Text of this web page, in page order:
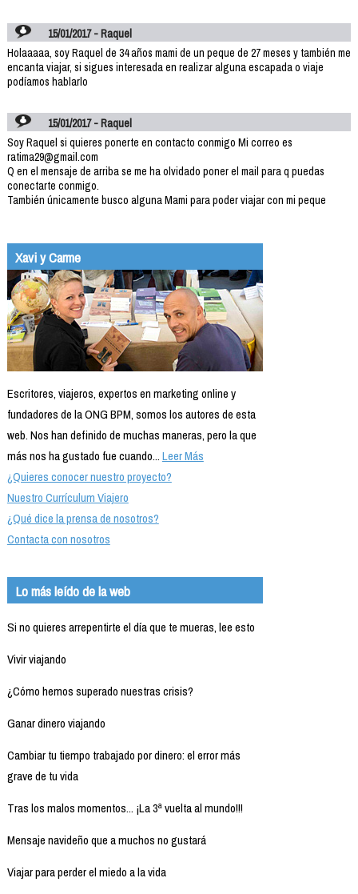
15/01/2017 - Raquel
Holaaaaa, soy Raquel de 34 años mami de un peque de 27 meses y también me
encanta viajar, si sigues interesada en realizar alguna escapada o viaje
podíamos hablarlo
15/01/2017 - Raquel
Soy Raquel si quieres ponerte en contacto conmigo Mi correo es
ratima29@gmail.com
Q en el mensaje de arriba se me ha olvidado poner el mail para q puedas
conectarte conmigo.
También únicamente busco alguna Mami para poder viajar con mi peque
Xavi y Carme
Escritores, viajeros, expertos en marketing online y
fundadores de la ONG BPM, somos los autores de esta
web. Nos han definido de muchas maneras, pero la que
más nos ha gustado fue cuando...Leer Más
¿Quieres conocer nuestro proyecto?
Nuestro Currículum Viajero
¿Qué dice la prensa de nosotros?
Contacta con nosotros
Lo más leído de la web
Si no quieres arrepentirte el día que te mueras, lee esto
Vivir viajando
¿Cómo hemos superado nuestras crisis?
Ganar dinero viajando
Cambiar tu tiempo trabajado por dinero: el error más
grave de tu vida
Tras los malos momentos... ¡La 3ª vuelta al mundo!!!
Mensaje navideño que a muchos no gustará
Viajar para perder el miedo a la vida